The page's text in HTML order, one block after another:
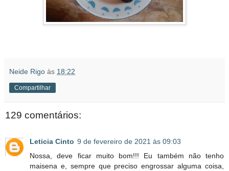
Neide Rigo às 18:22
Compartilhar
129 comentários:
Leticia Cinto 9 de fevereiro de 2021 às 09:03
Nossa, deve ficar muito bom!!! Eu também não tenho
maisena e, sempre que preciso engrossar alguma coisa,